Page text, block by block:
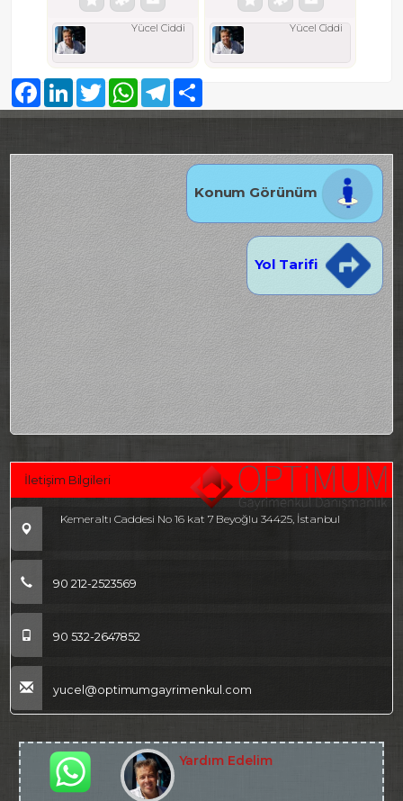
Yücel Ciddi Yücel Ciddi
Konum Görünüm
Yol Tarifi
İletişim Bilgileri
Kemeraltı Caddesi No 16 kat 7 Beyoğlu 34425, İstanbul
90 212-2523569
90 532-2647852
yucel@optimumgayrimenkul.com
Yardım Edelim
FacebookLinkedInTwitter WhatsAppTelegram